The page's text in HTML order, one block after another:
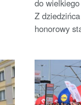
do
Z
honorowy